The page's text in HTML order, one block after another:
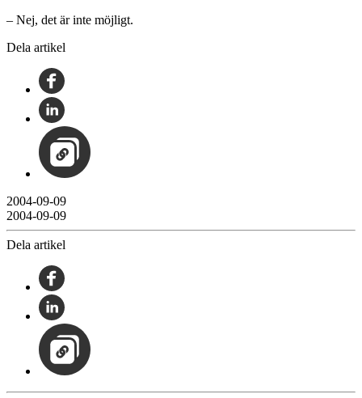
– Nej, det är inte möjligt.
Dela artikel
2004-09-09
2004-09-09
Dela artikel